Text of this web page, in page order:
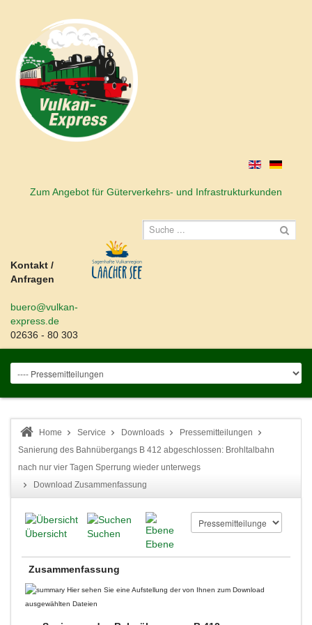
Zum Angebot für Güterverkehrs- und Infrastrukturkunden
Kontakt /
Anfragen
buero@vulkan-
express.de
02636 - 80 303
Home Service Downloads
Pressemitteilungen
Sanierung des Bahnübergangs B 412 abgeschlossen: Brohltalbahn
nach nur vier Tagen Sperrung wieder unterwegs
Download Zusammenfassung
Übersicht
Suchen
Ebene
Zusammenfassung
Hier sehen Sie eine Aufstellung der von Ihnen zum Download
ausgewählten Dateien